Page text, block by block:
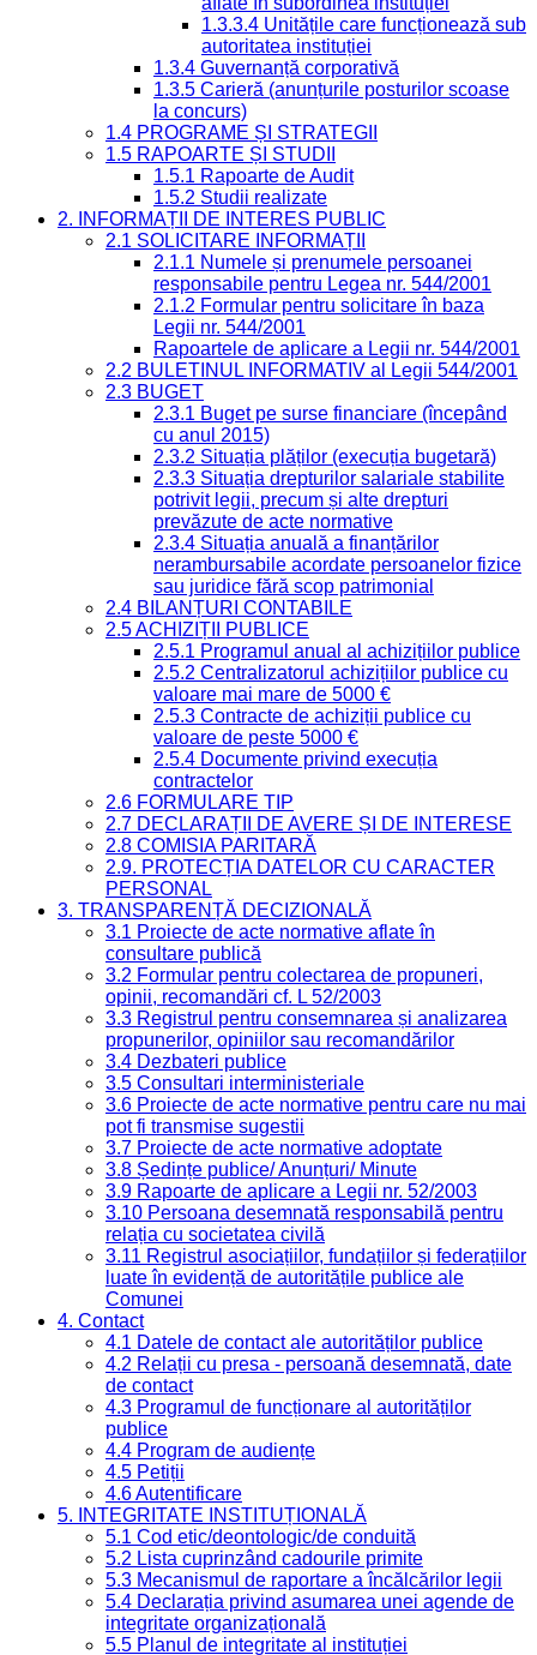
1.3.3.4 Unitățile care funcționează sub
autoritatea instituției
1.3.4 Guvernanță corporativă
1.3.5 Carieră (anunțurile posturilor scoase
la concurs)
1.4 PROGRAME ȘI STRATEGII
1.5 RAPOARTE ȘI STUDII
1.5.1 Rapoarte de Audit
1.5.2 Studii realizate
2. INFORMAȚII DE INTERES PUBLIC
2.1 SOLICITARE INFORMAȚII
2.1.1 Numele și prenumele persoanei
responsabile pentru Legea nr. 544/2001
2.1.2 Formular pentru solicitare în baza
Legii nr. 544/2001
Rapoartele de aplicare a Legii nr. 544/2001
2.2 BULETINUL INFORMATIV al Legii 544/2001
2.3 BUGET
2.3.1 Buget pe surse financiare (începând
cu anul 2015)
2.3.2 Situația plăților (execuția bugetară)
2.3.3 Situația drepturilor salariale stabilite
potrivit legii, precum și alte drepturi
prevăzute de acte normative
2.3.4 Situația anuală a finanțărilor
nerambursabile acordate persoanelor fizice
sau juridice fără scop patrimonial
2.4 BILANȚURI CONTABILE
2.5 ACHIZIȚII PUBLICE
2.5.1 Programul anual al achizițiilor publice
2.5.2 Centralizatorul achizițiilor publice cu
valoare mai mare de 5000 €
2.5.3 Contracte de achiziții publice cu
valoare de peste 5000 €
2.5.4 Documente privind execuția
contractelor
2.6 FORMULARE TIP
2.7 DECLARAȚII DE AVERE ȘI DE INTERESE
2.8 COMISIA PARITARĂ
2.9. PROTECȚIA DATELOR CU CARACTER
PERSONAL
3. TRANSPARENȚĂ DECIZIONALĂ
3.1 Proiecte de acte normative aflate în
consultare publică
3.2 Formular pentru colectarea de propuneri,
opinii, recomandări cf. L 52/2003
3.3 Registrul pentru consemnarea și analizarea
propunerilor, opiniilor sau recomandărilor
3.4 Dezbateri publice
3.5 Consultari interministeriale
3.6 Proiecte de acte normative pentru care nu mai
pot fi transmise sugestii
3.7 Proiecte de acte normative adoptate
3.8 Ședințe publice/ Anunțuri/ Minute
3.9 Rapoarte de aplicare a Legii nr. 52/2003
3.10 Persoana desemnată responsabilă pentru
relația cu societatea civilă
3.11 Registrul asociațiilor, fundațiilor și federațiilor
luate în evidență de autoritățile publice ale
Comunei
4. Contact
4.1 Datele de contact ale autorităților publice
4.2 Relații cu presa - persoană desemnată, date
de contact
4.3 Programul de funcționare al autorităților
publice
4.4 Program de audiențe
4.5 Petiții
4.6 Autentificare
5. INTEGRITATE INSTITUȚIONALĂ
5.1 Cod etic/deontologic/de conduită
5.2 Lista cuprinzând cadourile primite
5.3 Mecanismul de raportare a încălcărilor legii
5.4 Declarația privind asumarea unei agende de
integritate organizațională
5.5 Planul de integritate al instituției